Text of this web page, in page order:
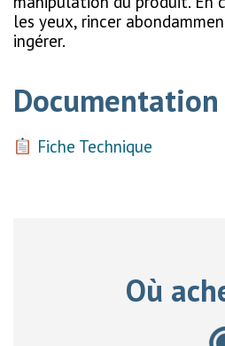
les yeux, rincer
ingérer.
Fiche Technique
Où